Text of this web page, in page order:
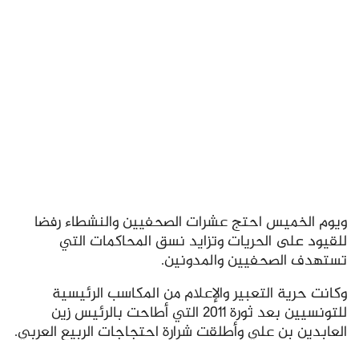
ويوم الخميس احتج عشرات الصحفيين والنشطاء رفضا
للقيود على الحريات وتزايد نسق المحاكمات التي
تستهدف الصحفيين والمدونين.
وكانت حرية التعبير والإعلام من المكاسب الرئيسية
للتونسيين بعد ثورة 2011 التي أطاحت بالرئيس زين
العابدين بن علي وأطلقت شرارة احتجاجات الربيع العربي.